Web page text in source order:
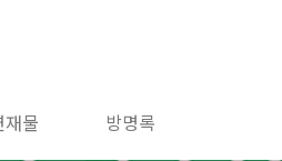
재물 방명록